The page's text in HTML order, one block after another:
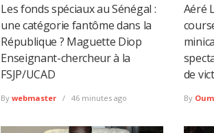
Les fonds spéciaux au Sénégal :
une catégorie fantôme dans la
République ? Maguette Diop
Enseignant-chercheur à la
FSJP/UCAD
Bywebmaster 46 minutes ago
Aéré
de
By